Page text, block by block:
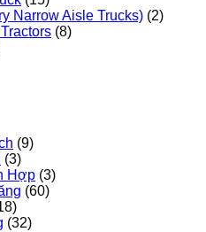
Narrow Aisle Trucks) (2)
(8)
(9)
(3)
Hợp (3)
(60)
(32)